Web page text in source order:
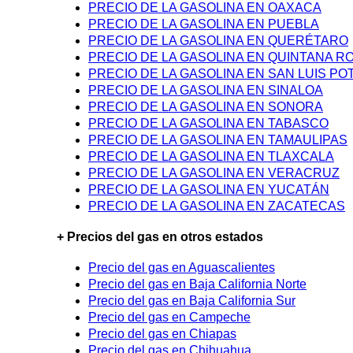
PRECIO DE LA GASOLINA EN OAXACA
PRECIO DE LA GASOLINA EN PUEBLA
PRECIO DE LA GASOLINA EN QUERÉTARO
PRECIO DE LA GASOLINA EN QUINTANA
PRECIO DE LA GASOLINA EN SAN LUIS
PRECIO DE LA GASOLINA EN SINALOA
PRECIO DE LA GASOLINA EN SONORA
PRECIO DE LA GASOLINA EN TABASCO
PRECIO DE LA GASOLINA EN TAMAULIPAS
PRECIO DE LA GASOLINA EN TLAXCALA
PRECIO DE LA GASOLINA EN VERACRUZ
PRECIO DE LA GASOLINA EN YUCATÁN
PRECIO DE LA GASOLINA EN ZACATECAS
+ Precios del gas en otros estados
Precio del gas en Aguascalientes
Precio del gas en Baja California Norte
Precio del gas en Baja California Sur
Precio del gas en Campeche
Precio del gas en Chiapas
Precio del gas en Chihuahua